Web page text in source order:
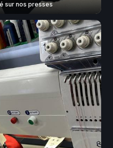
sur nos presses